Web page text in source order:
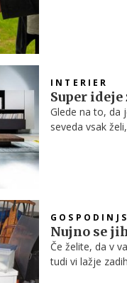
INTERIER
Super
Glede na to, da
seveda vsak
Nujno se
Če želite, da v
tudi vi lažje